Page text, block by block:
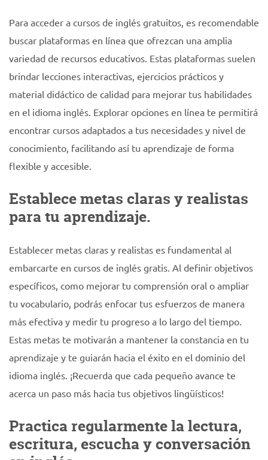
Para acceder a cursos de inglés gratuitos, es recomendable
buscar plataformas en línea que ofrezcan una amplia
variedad de recursos educativos. Estas plataformas suelen
brindar lecciones interactivas, ejercicios prácticos y
material didáctico de calidad para mejorar tus habilidades
en el idioma inglés. Explorar opciones en línea te permitirá
encontrar cursos adaptados a tus necesidades y nivel de
conocimiento, facilitando así tu aprendizaje de forma
flexible y accesible.
Establece metas claras y realistas
para tu aprendizaje.
Establecer metas claras y realistas es fundamental al
embarcarte en cursos de inglés gratis. Al definir objetivos
específicos, como mejorar tu comprensión oral o ampliar
tu vocabulario, podrás enfocar tus esfuerzos de manera
más efectiva y medir tu progreso a lo largo del tiempo.
Estas metas te motivarán a mantener la constancia en tu
aprendizaje y te guiarán hacia el éxito en el dominio del
idioma inglés. ¡Recuerda que cada pequeño avance te
acerca un paso más hacia tus objetivos lingüísticos!
Practica regularmente la lectura,
escritura, escucha y conversación